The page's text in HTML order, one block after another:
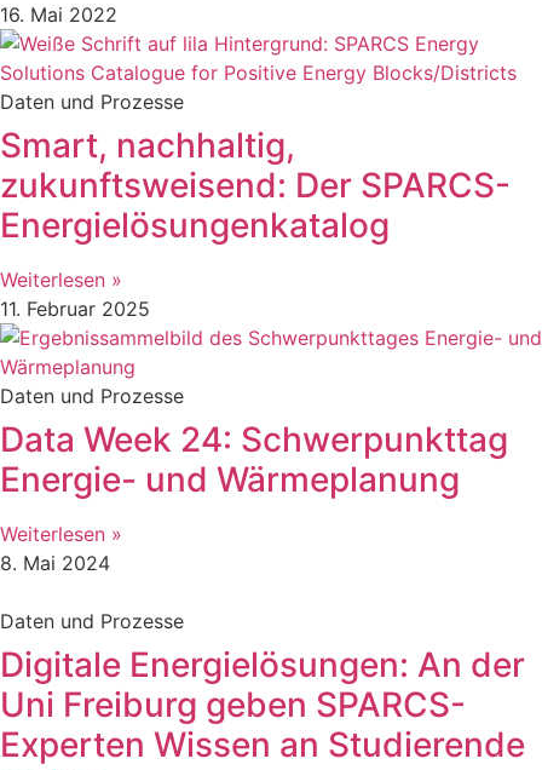
16. Mai 2022
Daten und Prozesse
Smart, nachhaltig,
zukunftsweisend: Der SPARCS-
Energielösungenkatalog
Weiterlesen »
11. Februar 2025
Daten und Prozesse
Data Week 24: Schwerpunkttag
Energie- und Wärmeplanung
Weiterlesen »
8. Mai 2024
Daten und Prozesse
Digitale Energielösungen: An der
Uni Freiburg geben SPARCS-
Experten Wissen an Studierende